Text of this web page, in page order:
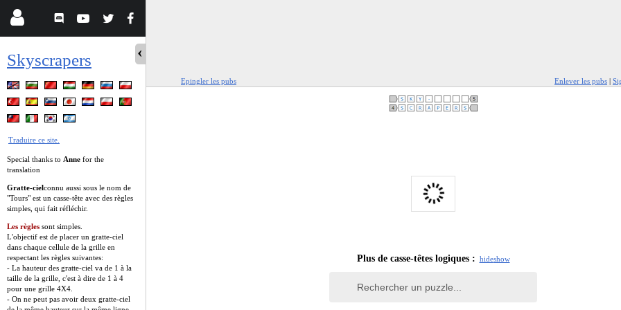
Skyscrapers
Traduire ce site.
Special thanks to Anne for the
translation
Gratte-cielconnu aussi sous le nom de
"Tours" est un casse-tête avec des règles
simples, qui fait réfléchir.
Les règles sont simples.
L'objectif est de placer un gratte-ciel
dans chaque cellule de la grille en
respectant les règles suivantes:
- La hauteur des gratte-ciel va de 1 à la
taille de la grille, c'est à dire de 1 à 4
pour une grille 4X4.
- On ne peut pas avoir deux gratte-ciel
Epingler les pubs Enlever les pubs |
Plus de casse-têtes logiques : hideshow